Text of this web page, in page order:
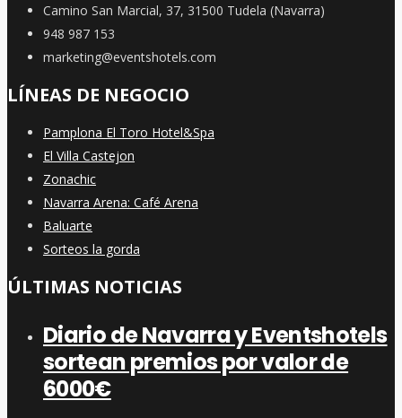
Camino San Marcial, 37, 31500 Tudela (Navarra)
948 987 153
marketing@eventshotels.com
LÍNEAS DE NEGOCIO
Pamplona El Toro Hotel&Spa
El Villa Castejon
Zonachic
Navarra Arena: Café Arena
Baluarte
Sorteos la gorda
ÚLTIMAS NOTICIAS
Diario de Navarra y Eventshotels
sortean premios por valor de
6000€